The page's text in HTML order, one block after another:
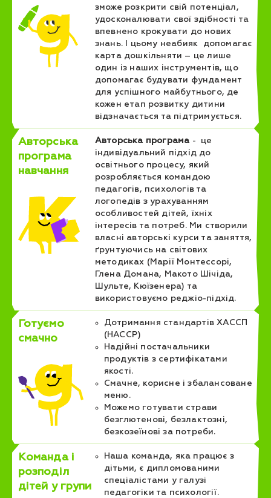
зможе розкрити свій потенціал,
удосконалювати свої здібності та
впевнено крокувати до нових
знань. І цьому неабияк допомагає
карта дошкільняти – це лише
один із наших інструментів, що
допомагає будувати фундамент
для успішного майбутнього, де
кожен етап розвитку дитини
відзначається та підтримується.
Авторська
програма
навчання
Авторська програма - це
індивідуальний підхід до
освітнього процесу, який
розробляється командою
педагогів, психологів та
логопедів з урахуванням
особливостей дітей, їхніх
інтересів та потреб. Ми створили
власні авторські курси та заняття,
ґрунтуючись на світових
методиках (Марії Монтессорі,
Глена Домана, Макото Шічіда,
Шульте, Кюїзенера) та
використовуємо реджіо-підхід.
Готуємо
смачно
Дотримання стандартів ХАССП
(HACCP)
Надійні постачальники
продуктів з сертифікатами
якості.
Смачне, корисне і збалансоване
меню.
Можемо готувати страви
безглютенові, безлактозні,
безкозеїнові за потреби.
Команда і
розподіл
дітей у групи
Наша команда, яка працює з
дітьми, є дипломованими
спеціалістами у галузі
педагогіки та психології.